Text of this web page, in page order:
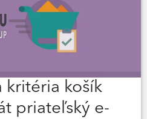
kritéria košík
priateľský e-